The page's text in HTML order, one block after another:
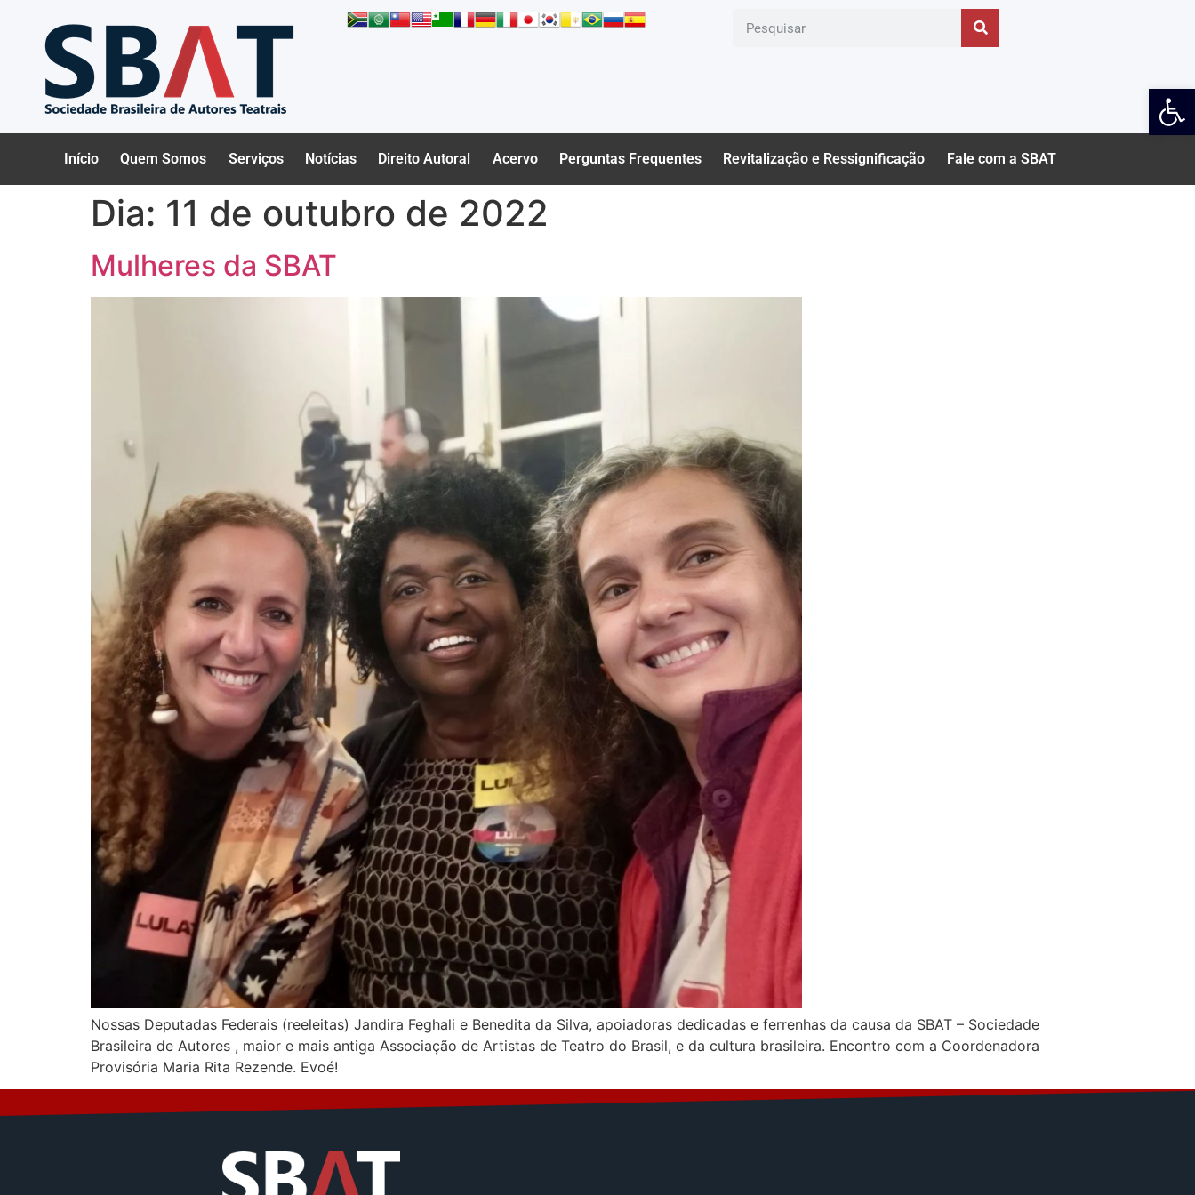
Início Quem Somos Serviços Notícias Direito Autoral Acervo Perguntas Frequentes Revitalização e Ressignificação Fale com a SBAT
Dia: 11 de outubro de 2022
Mulheres da SBAT
Nossas Deputadas Federais (reeleitas) Jandira Feghali e Benedita da Silva, apoiadoras dedicadas e ferrenhas da causa da SBAT – Sociedade
Brasileira de Autores , maior e mais antiga Associação de Artistas de Teatro do Brasil, e da cultura brasileira. Encontro com a Coordenadora
Provisória Maria Rita Rezende. Evoé!